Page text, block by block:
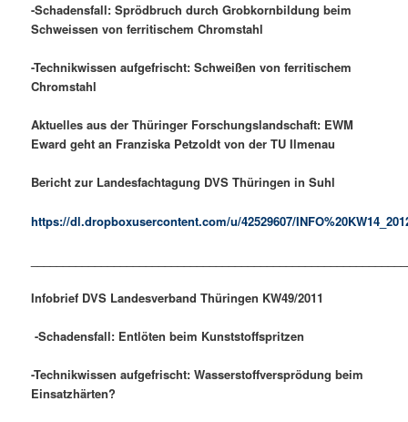
-Schadensfall: Sprödbruch durch Grobkornbildung beim
Schweissen von ferritischem Chromstahl
-Technikwissen aufgefrischt: Schweißen von ferritischem
Chromstahl
Aktuelles aus der Thüringer Forschungslandschaft: EWM
Eward geht an Franziska Petzoldt von der TU Ilmenau
Bericht zur Landesfachtagung DVS Thüringen in Suhl
https://dl.dropboxusercontent.com/u/42529607/
Infobrief DVS Landesverband Thüringen KW49/2011
-Schadensfall: Entlöten beim Kunststoffspritzen
-Technikwissen aufgefrischt: Wasserstoffversprödung beim
Einsatzhärten?